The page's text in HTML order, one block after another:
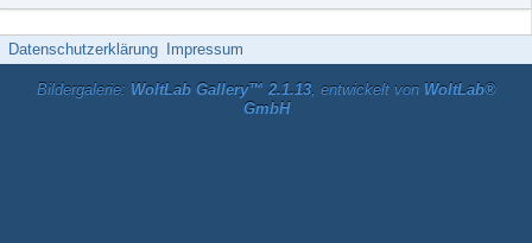
Datenschutzerklärung Impressum
Bildergalerie: WoltLab Gallery™ 2.1.13, entwickelt von WoltLab®
GmbH